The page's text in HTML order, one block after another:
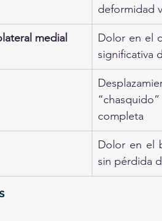
deformidad
medial
Dolor en el
significativa
completa
Dolor en el
sin pérdida